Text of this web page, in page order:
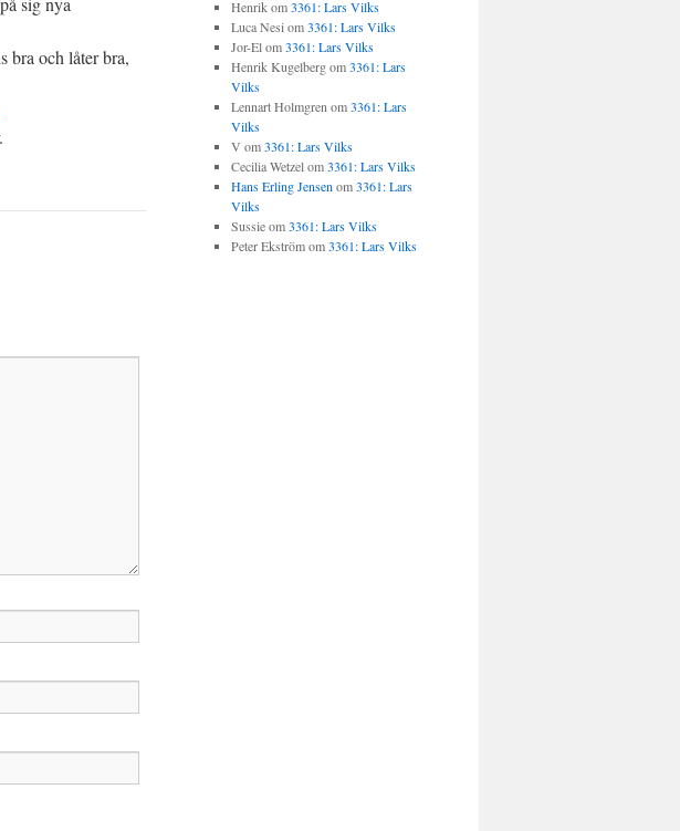
bra och låter bra,
Henrikom3361: Lars Vilks
Luca Nesi om3361: Lars Vilks
Jor-Elom3361: Lars Vilks
Henrik Kugelbergom3361: Lars
Vilks
Lennart Holmgren om3361: Lars
Vilks
V om3361: Lars Vilks
Cecilia Wetzelom3361: Lars Vilks
Hans Erling Jensen om3361: Lars
Vilks
Sussieom3361: Lars Vilks
Peter Ekströmom3361: Lars Vilks